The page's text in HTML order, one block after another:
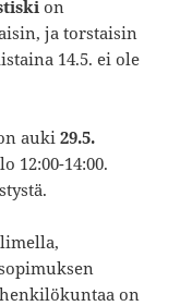
on
ja torstaisin
14.5. ei ole
auki29.5.
12:00-14:00.
on